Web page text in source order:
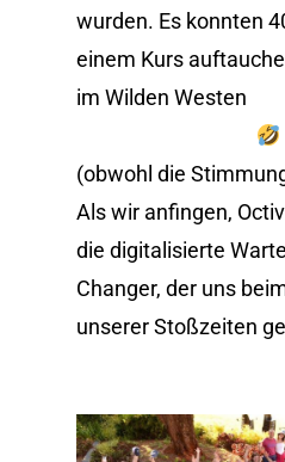
wurden. Es konnten
einem Kurs
im Wilden Westen
(obwohl die
Als wir anfingen,
die digitalisierte
Changer, der uns
unserer Stoßzeiten